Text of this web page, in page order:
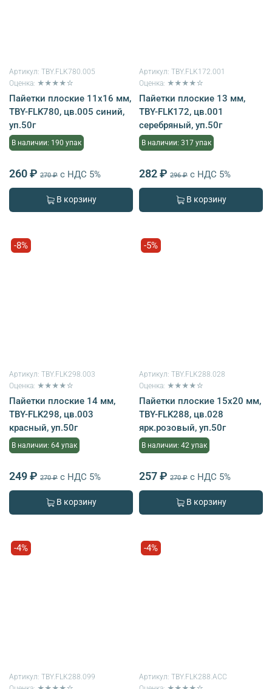
Артикул: TBY.FLK780.005
Оценка: ★★★★☆
Пайетки плоские 11х16 мм,
TBY-FLK780, цв.005 синий,
уп.50г
В наличии: 190 упак
260 ₽ 270 ₽ с НДС 5%
В корзину
Артикул: TBY.FLK172.001
Оценка: ★★★★☆
Пайетки плоские 13 мм,
TBY-FLK172, цв.001
серебряный, уп.50г
В наличии: 317 упак
282 ₽ 296 ₽ с НДС 5%
В корзину
-8%
Артикул: TBY.FLK298.003
Оценка: ★★★★☆
Пайетки плоские 14 мм,
TBY-FLK298, цв.003
красный, уп.50г
В наличии: 64 упак
249 ₽ 270 ₽ с НДС 5%
В корзину
-5%
Артикул: TBY.FLK288.028
Оценка: ★★★★☆
Пайетки плоские 15х20 мм,
TBY-FLK288, цв.028
ярк.розовый, уп.50г
В наличии: 42 упак
257 ₽ 270 ₽ с НДС 5%
В корзину
-4%
Артикул: TBY.FLK288.099
-4%
Артикул: TBY.FLK288.АСС